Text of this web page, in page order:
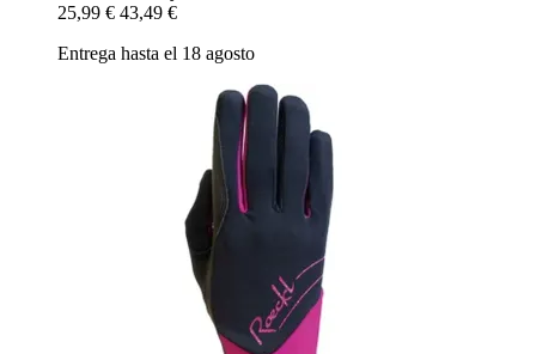
25,99 € 43,49 €
Entrega hasta el 18 agosto